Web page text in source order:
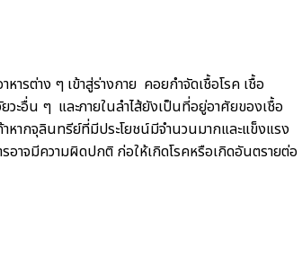
ารต่าง ๆ เข้าสู่ร่างกาย คอยกำจัดเชื้อโรค เชื้อ
ะอื่น ๆ และภายในลำไส้ยังเป็นที่อยู่อาศัยของเชื้อ
ากจุลินทรีย์ที่มีประโยชน์มีจำนวนมากและแข็งแรง
อาจมีความผิดปกติ ก่อให้เกิดโรคหรือเกิดอันตรายต่อ